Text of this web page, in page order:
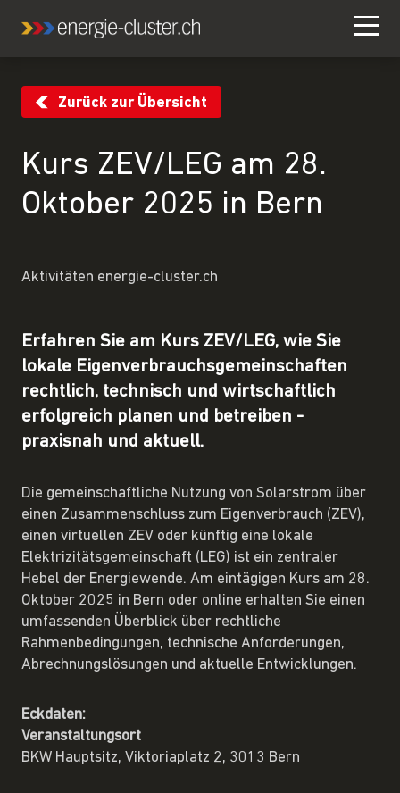
Zurück zur Übersicht
Kurs ZEV/LEG am 28.
Oktober 2025 in Bern
Aktivitäten energie-cluster.ch
Erfahren Sie am Kurs ZEV/LEG, wie Sie
lokale Eigenverbrauchsgemeinschaften
rechtlich, technisch und wirtschaftlich
erfolgreich planen und betreiben -
praxisnah und aktuell.
Die gemeinschaftliche Nutzung von Solarstrom über
einen Zusammenschluss zum Eigenverbrauch (ZEV),
einen virtuellen ZEV oder künftig eine lokale
Elektrizitätsgemeinschaft (LEG) ist ein zentraler
Hebel der Energiewende. Am eintägigen Kurs am 28.
Oktober 2025 in Bern oder online erhalten Sie einen
umfassenden Überblick über rechtliche
Rahmenbedingungen, technische Anforderungen,
Abrechnungslösungen und aktuelle Entwicklungen.
Eckdaten:
Veranstaltungsort
BKW Hauptsitz, Viktoriaplatz 2, 3013 Bern